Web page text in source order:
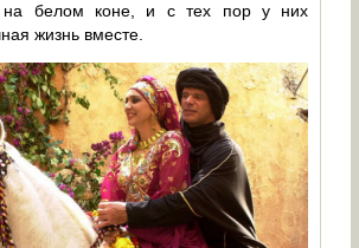
белом коне, и с тех пор у них
жизнь вместе.